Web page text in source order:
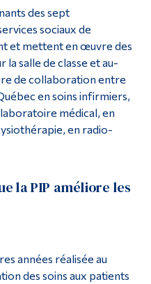
des sept
sociaux de
et mettent en œuvre des
salle de classe et au-
de collaboration entre
en soins infirmiers,
médical, en
en radio-
la PIP améliore les
années réalisée au
des soins aux patients